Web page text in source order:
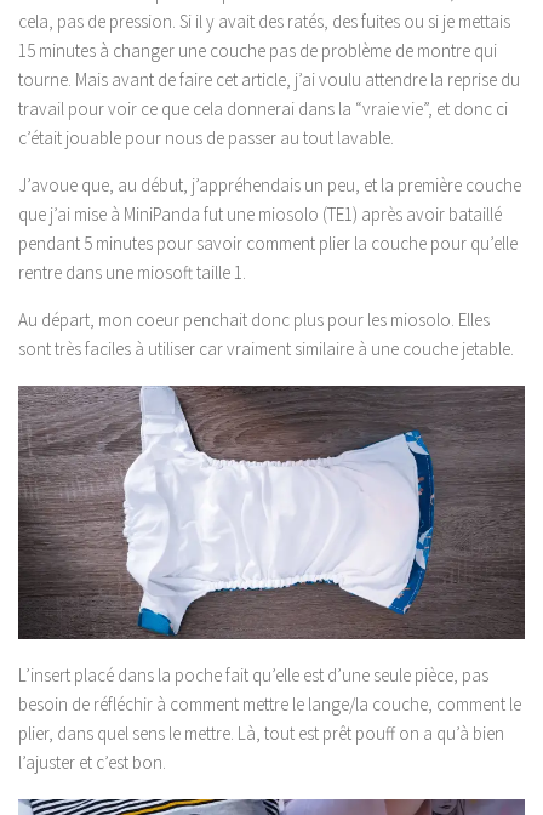
cela, pas de pression. Si il y avait des ratés, des fuites ou si je mettais
15 minutes à changer une couche pas de problème de montre qui
tourne. Mais avant de faire cet article, j’ai voulu attendre la reprise du
travail pour voir ce que cela donnerai dans la “vraie vie”, et donc ci
c’était jouable pour nous de passer au tout lavable.
J’avoue que, au début, j’appréhendais un peu, et la première couche
que j’ai mise à MiniPanda fut une miosolo (TE1) après avoir bataillé
pendant 5 minutes pour savoir comment plier la couche pour qu’elle
rentre dans une miosoft taille 1.
Au départ, mon coeur penchait donc plus pour les miosolo. Elles
sont très faciles à utiliser car vraiment similaire à une couche jetable.
L’insert placé dans la poche fait qu’elle est d’une seule pièce, pas
besoin de réfléchir à comment mettre le lange/la couche, comment le
plier, dans quel sens le mettre. Là, tout est prêt pouff on a qu’à bien
l’ajuster et c’est bon.